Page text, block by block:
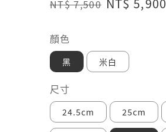
Regular
NT$ 7,500 Sale
NT$ 5,900
顏色
黑 米白
尺寸
24.5cm 25cm